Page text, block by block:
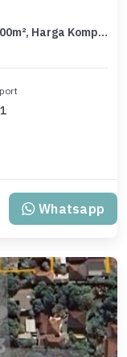
Rumah Dijual di Nusa Dua, Badung, LB 100m², Harga Kompetitif!
1
Whatsapp